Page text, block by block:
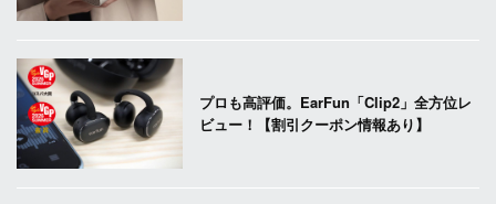
プロも高評価。EarFun「Clip2」全方位レ
ビュー！【割引クーポン情報あり】